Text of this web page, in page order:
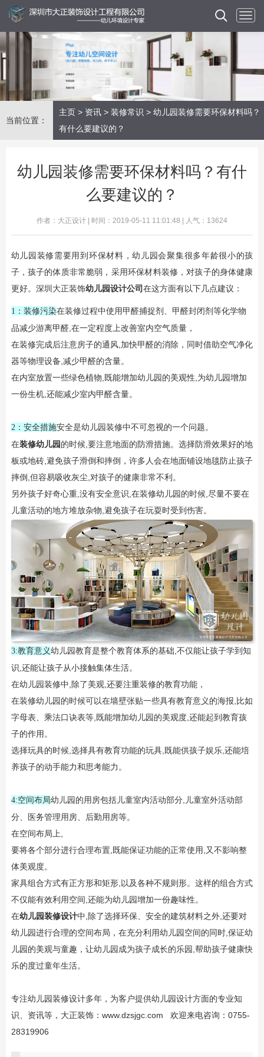
当前位置：
主页 > 资讯 > 装修常识 > 幼儿园装修需要环保材料吗？
有什么要建议的？
幼儿园装修需要环保材料吗？有什
么要建议的？
作者：大正设计 | 时间：2019-05-11 11:01:48 | 人气：13624
幼儿园装修需要用到环保材料，幼儿园会聚集很多年龄很小的孩
子，孩子的体质非常脆弱，采用环保材料装修，对孩子的身体健康
更好。深圳大正装饰幼儿园设计公司在这方面有以下几点建议：
1：装修污染在装修过程中使用甲醛捕捉剂、甲醛封闭剂等化学物
品减少游离甲醛,在一定程度上改善室内空气质量，
在装修完成后注意房子的通风,加快甲醛的消除，同时借助空气净化
器等物理设备,减少甲醛的含量。
在内室放置一些绿色植物,既能增加幼儿园的美观性,为幼儿园增加
一份生机,还能减少室内甲醛含量。
2：安全措施安全是幼儿园装修中不可忽视的一个问题。
在装修幼儿园的时候,要注意地面的防滑措施。选择防滑效果好的地
板或地砖,避免孩子滑倒和摔倒，许多人会在地面铺设地毯防止孩子
摔倒,但容易吸收灰尘,对孩子的健康非常不利。
另外孩子好奇心重,没有安全意识,在装修幼儿园的时候,尽量不要在
儿童活动的地方堆放杂物,避免孩子在玩耍时受到伤害。
3:教育意义幼儿园教育是整个教育体系的基础,不仅能让孩子学到知
识,还能让孩子从小接触集体生活。
在幼儿园装修中,除了美观,还要注重装修的教育功能，
在装修幼儿园的时候可以在墙壁张贴一些具有教育意义的海报,比如
字母表、乘法口诀表等,既能增加幼儿园的美观度,还能起到教育孩
子的作用。
选择玩具的时候,选择具有教育功能的玩具,既能供孩子娱乐,还能培
养孩子的动手能力和思考能力。
4:空间布局幼儿园的用房包括儿童室内活动部分,儿童室外活动部
分、医务管理用房、后勤用房等。
在空间布局上,
要将各个部分进行合理布置,既能保证功能的正常使用,又不影响整
体美观度。
家具组合方式有正方形和矩形,以及各种不规则形。这样的组合方式
不仅能有效利用空间,还能为幼儿园增加一份趣味性。
在幼儿园装修设计中,除了选择环保、安全的建筑材料之外,还要对
幼儿园进行合理的空间布局，在充分利用幼儿园空间的同时,保证幼
儿园的美观与童趣，让幼儿园成为孩子成长的乐园,帮助孩子健康快
乐的度过童年生活。
专注幼儿园装修设计多年，为客户提供幼儿园设计方面的专业知
识、资讯等，大正装饰： www.dzsjgc.com 欢迎来电咨询：0755-
28319906